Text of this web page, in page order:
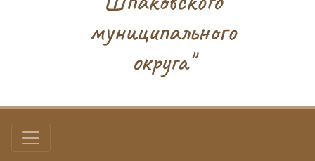
муниципального
округа"